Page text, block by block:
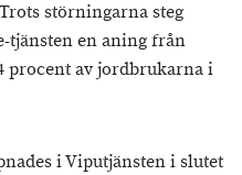
störningarna steg
tjänsten en aning från
av jordbrukarna i
i Viputjänsten i slutet